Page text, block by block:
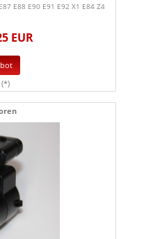
E88 E90 E91 E92 X1 E84 Z4
EUR